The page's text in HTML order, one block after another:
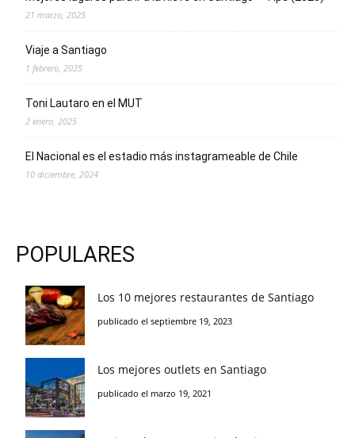
21 marzo, 2025
Viaje a Santiago
1 febrero, 2025
Toni Lautaro en el MUT
2 enero, 2025
El Nacional es el estadio más instagrameable de Chile
10 diciembre, 2024
POPULARES
Los 10 mejores restaurantes de Santiago
publicado el septiembre 19, 2023
Los mejores outlets en Santiago
publicado el marzo 19, 2021